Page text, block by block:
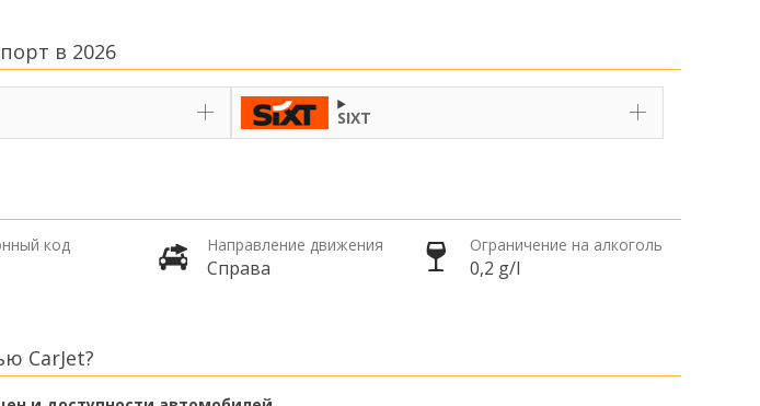
в 2026
SIXT
код Направление движения
Справа
Ограничение на алкоголь
0,2 g/l
CarJet?